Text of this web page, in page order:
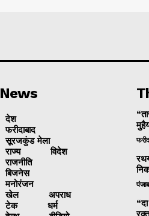
News
देश
फरीदाबाद
सूरजकुंड मेला
राज्‍य
विदेश
राजनीति
बिजनेस
मनोरंजन
खेल
अपराध
टेक
धर्म
पंजाब